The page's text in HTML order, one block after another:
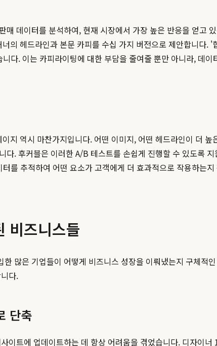
데이터를 분석하여, 현재 시장에서 가장 높은 반응을 얻고
의 헤드라인과 본문 카피를 수십 가지 버전으로 제안합니다
다. 이는 카피라이팅에 대한 부담을 줄여줄 뿐만 아니라, 데
지 역시 마찬가지입니다. 어떤 이미지, 어떤 헤드라인이 더
. 후커블은 이러한 A/B 테스트를 손쉽게 진행할 수 있도록
를 추적하여 어떤 요소가 고객에게 더 효과적으로 작용하는
비즈니스들
많은 기업들이 어떻게 비즈니스 성장을 이뤄냈는지 구체적
다.
단축
이트에 업데이트하는 데 항상 어려움을 겪었습니다. 디자이